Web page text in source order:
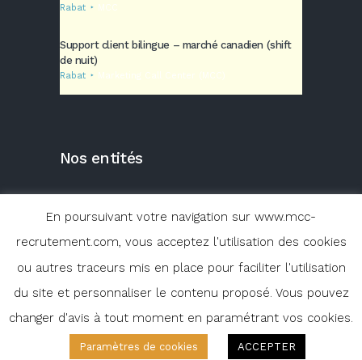
Rabat MCC
Support client bilingue – marché canadien (shift
de nuit)
Rabat Marketing Call Center (MCC)
Nos entités
© 2020 MARKETING CALL CENTER | Site
réalisé parMaroc Cloud
En poursuivant votre navigation sur www.mcc-
recrutement.com, vous acceptez l'utilisation des cookies
ou autres traceurs mis en place pour faciliter l'utilisation
du site et personnaliser le contenu proposé. Vous pouvez
changer d'avis à tout moment en paramétrant vos cookies.
Paramètres de cookies ACCEPTER